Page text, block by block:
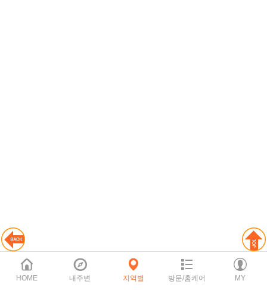
HOME 내주변 지역별 방문/홈케어 MY